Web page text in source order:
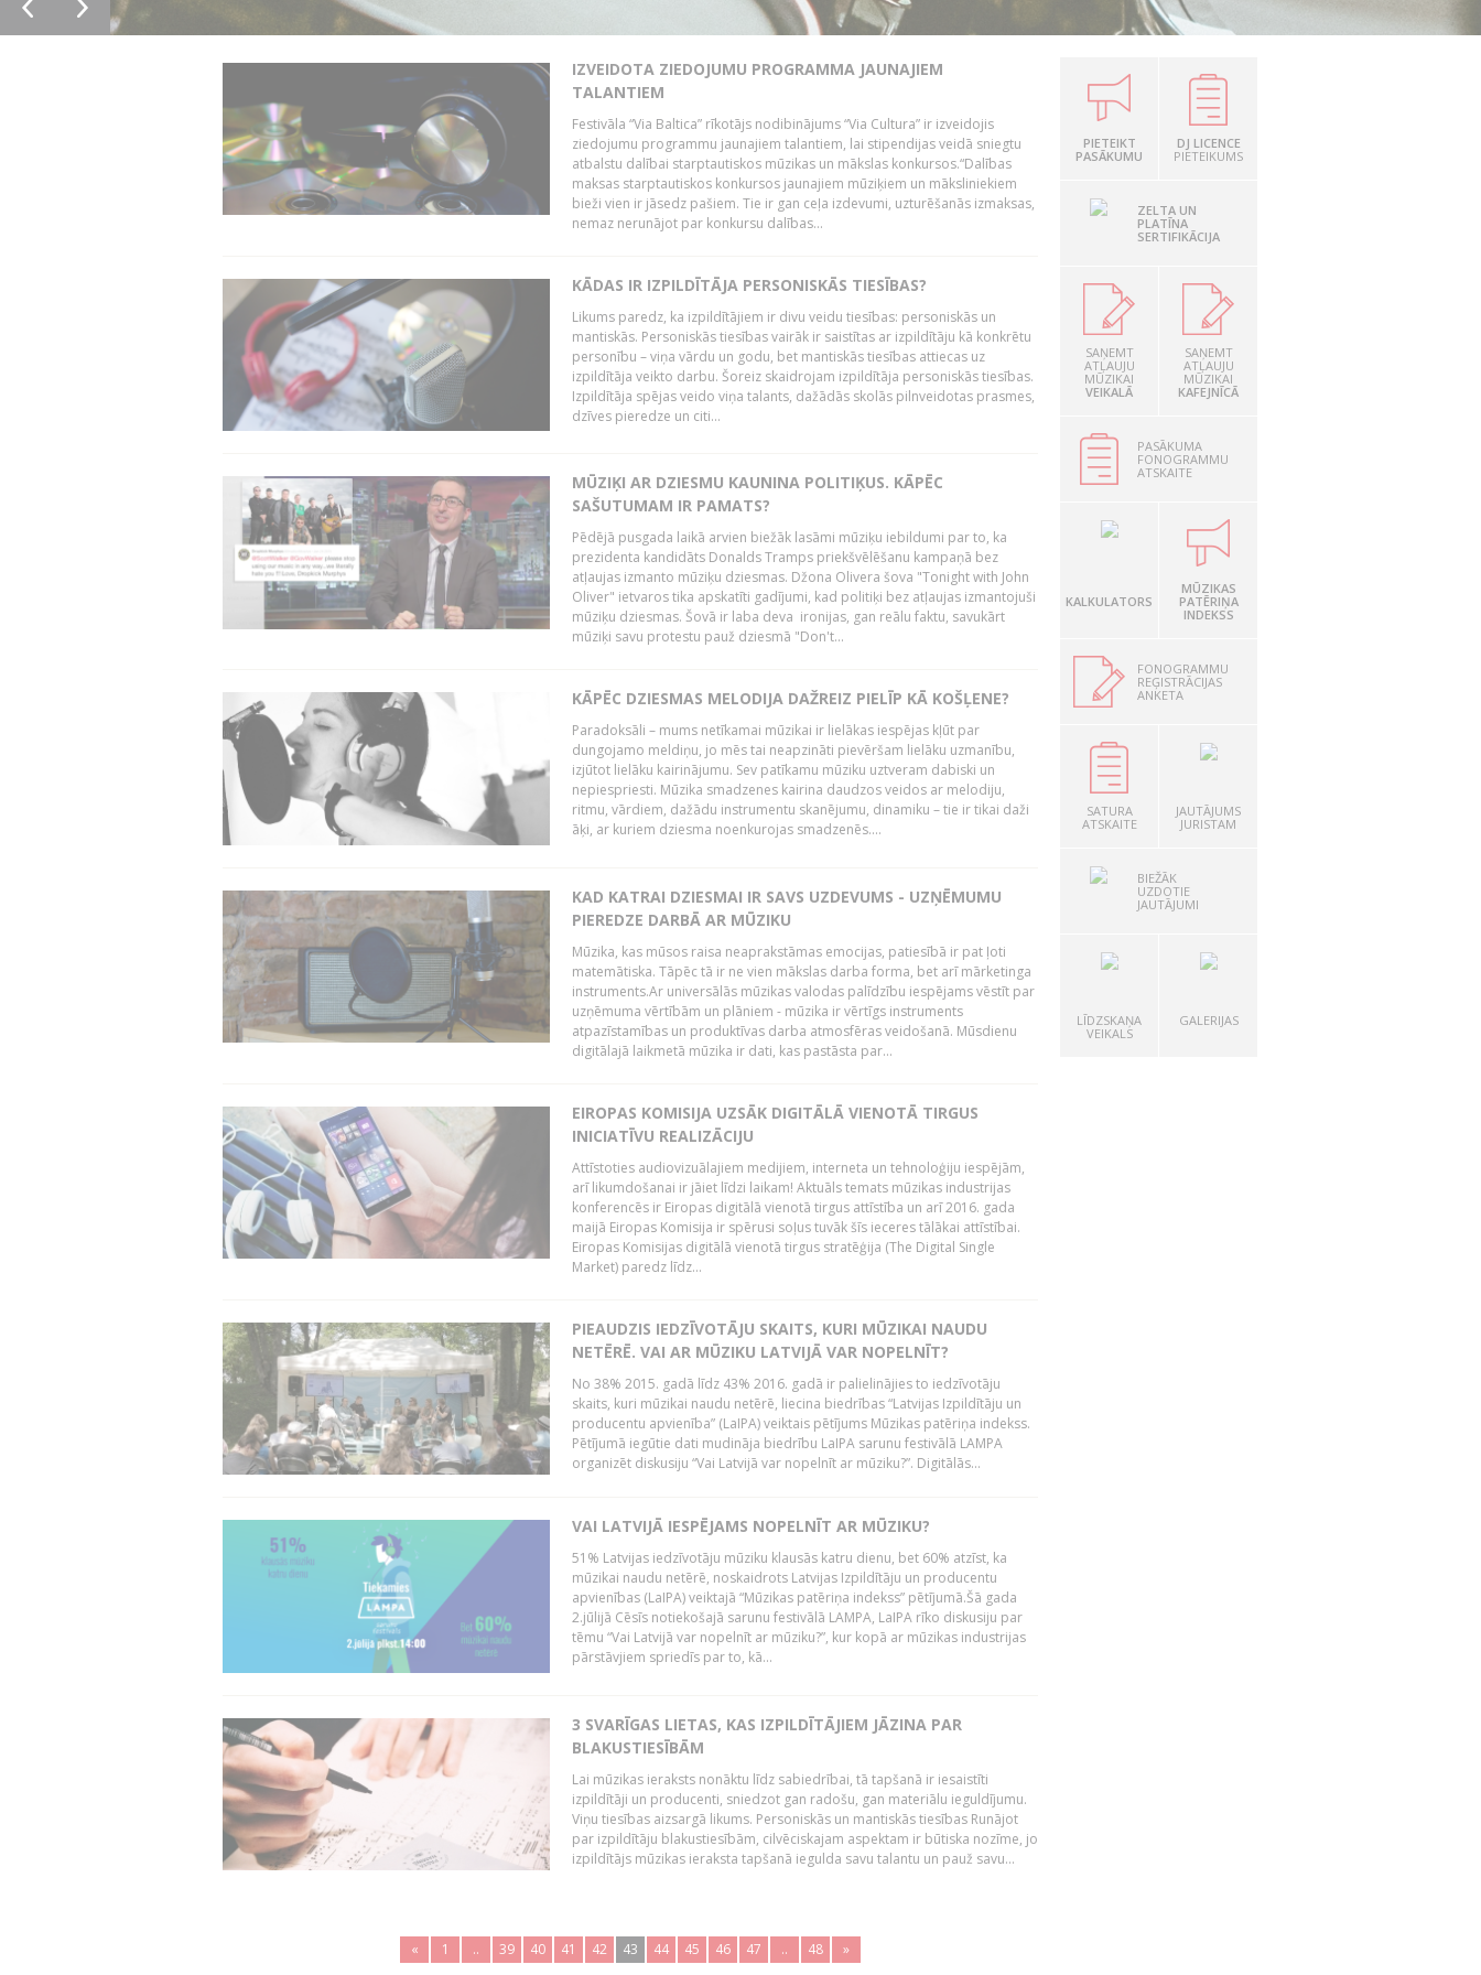
IZVEIDOTA ZIEDOJUMU PROGRAMMA JAUNAJIEM
TALANTIEM
Festivāla “Via Baltica” rīkotājs nodibinājums “Via Cultura” ir izveidojis
ziedojumu programmu jaunajiem talantiem, lai stipendijas veidā sniegtu
atbalstu dalībai starptautiskos mūzikas un mākslas konkursos.“Dalības
maksas starptautiskos konkursos jaunajiem mūziķiem un māksliniekiem
bieži vien ir jāsedz pašiem. Tie ir gan ceļa izdevumi, uzturēšanās izmaksas,
nemaz nerunājot par konkursu dalības...
KĀDAS IR IZPILDĪTĀJA PERSONISKĀS TIESĪBAS?
Likums paredz, ka izpildītājiem ir divu veidu tiesības: personiskās un
mantiskās. Personiskās tiesības vairāk ir saistītas ar izpildītāju kā konkrētu
personību – viņa vārdu un godu, bet mantiskās tiesības attiecas uz
izpildītāja veikto darbu. Šoreiz skaidrojam izpildītāja personiskās tiesības.
Izpildītāja spējas veido viņa talants, dažādās skolās pilnveidotas prasmes,
dzīves pieredze un citi...
MŪZIĶI AR DZIESMU KAUNINA POLITIĶUS. KĀPĒC
SAŠUTUMAM IR PAMATS?
Pēdējā pusgada laikā arvien biežāk lasāmi mūziķu iebildumi par to, ka
prezidenta kandidāts Donalds Tramps priekšvēlēšanu kampaņā bez
atļaujas izmanto mūziķu dziesmas. Džona Olivera šova "Tonight with John
Oliver" ietvaros tika apskatīti gadījumi, kad politiķi bez atļaujas izmantojuši
mūziķu dziesmas. Šovā ir laba deva ironijas, gan reālu faktu, savukārt
mūziķi savu protestu pauž dziesmā "Don't...
KĀPĒC DZIESMAS MELODIJA DAŽREIZ PIELĪP KĀ KOŠĻENE?
Paradoksāli – mums netīkamai mūzikai ir lielākas iespējas kļūt par
dungojamo meldiņu, jo mēs tai neapzināti pievēršam lielāku uzmanību,
izjūtot lielāku kairinājumu. Sev patīkamu mūziku uztveram dabiski un
nepiespriesti. Mūzika smadzenes kairina daudzos veidos ar melodiju,
ritmu, vārdiem, dažādu instrumentu skanējumu, dinamiku – tie ir tikai daži
āķi, ar kuriem dziesma noenkurojas smadzenēs....
KAD KATRAI DZIESMAI IR SAVS UZDEVUMS - UZŅĒMUMU
PIEREDZE DARBĀ AR MŪZIKU
Mūzika, kas mūsos raisa neaprakstāmas emocijas, patiesībā ir pat ļoti
matemātiska. Tāpēc tā ir ne vien mākslas darba forma, bet arī mārketinga
instruments.Ar universālās mūzikas valodas palīdzību iespējams vēstīt par
uzņēmuma vērtībām un plāniem - mūzika ir vērtīgs instruments
atpazīstamības un produktīvas darba atmosfēras veidošanā. Mūsdienu
digitālajā laikmetā mūzika ir dati, kas pastāsta par...
EIROPAS KOMISIJA UZSĀK DIGITĀLĀ VIENOTĀ TIRGUS
INICIATĪVU REALIZĀCIJU
Attīstoties audiovizuālajiem medijiem, interneta un tehnoloģiju iespējām,
arī likumdošanai ir jāiet līdzi laikam! Aktuāls temats mūzikas industrijas
konferencēs ir Eiropas digitālā vienotā tirgus attīstība un arī 2016. gada
maijā Eiropas Komisija ir spērusi soļus tuvāk šīs ieceres tālākai attīstībai.
Eiropas Komisijas digitālā vienotā tirgus stratēģija (The Digital Single
Market) paredz līdz...
PIEAUDZIS IEDZĪVOTĀJU SKAITS, KURI MŪZIKAI NAUDU
NETĒRĒ. VAI AR MŪZIKU LATVIJĀ VAR NOPELNĪT?
No 38% 2015. gadā līdz 43% 2016. gadā ir palielinājies to iedzīvotāju
skaits, kuri mūzikai naudu netērē, liecina biedrības “Latvijas Izpildītāju un
producentu apvienība” (LaIPA) veiktais pētījums Mūzikas patēriņa indekss.
Pētījumā iegūtie dati mudināja biedrību LaIPA sarunu festivālā LAMPA
organizēt diskusiju “Vai Latvijā var nopelnīt ar mūziku?”. Digitālās...
VAI LATVIJĀ IESPĒJAMS NOPELNĪT AR MŪZIKU?
51% Latvijas iedzīvotāju mūziku klausās katru dienu, bet 60% atzīst, ka
mūzikai naudu netērē, noskaidrots Latvijas Izpildītāju un producentu
apvienības (LaIPA) veiktajā “Mūzikas patēriņa indekss” pētījumā.Šā gada
2.jūlijā Cēsīs notiekošajā sarunu festivālā LAMPA, LaIPA rīko diskusiju par
tēmu “Vai Latvijā var nopelnīt ar mūziku?”, kur kopā ar mūzikas industrijas
pārstāvjiem spriedīs par to, kā...
3 SVARĪGAS LIETAS, KAS IZPILDĪTĀJIEM JĀZINA PAR
BLAKUSTIESĪBĀM
Lai mūzikas ieraksts nonāktu līdz sabiedrībai, tā tapšanā ir iesaistīti
izpildītāji un producenti, sniedzot gan radošu, gan materiālu ieguldījumu.
Viņu tiesības aizsargā likums. Personiskās un mantiskās tiesības Runājot
par izpildītāju blakustiesībām, cilvēciskajam aspektam ir būtiska nozīme, jo
izpildītājs mūzikas ieraksta tapšanā iegulda savu talantu un pauž savu...
« 1 .. 39 40 41 42 43 44 45 46 47 .. 48 »
PIETEIKT
PASĀKUMU
DJ LICENCE
PIETEIKUMS
ZELTA UN
PLATĪNA
SERTIFIKĀCIJA
SAŅEMT
ATĻAUJU
MŪZIKAI
VEIKALĀ
SAŅEMT
ATĻAUJU
MŪZIKAI
KAFEJNĪCĀ
PASĀKUMA
FONOGRAMMU
ATSKAITE
KALKULATORS
MŪZIKAS
PATĒRIŅA
INDEKSS
FONOGRAMMU
REĢISTRĀCIJAS
ANKETA
SATURA
ATSKAITE
JAUTĀJUMS
JURISTAM
BIEŽĀK
UZDOTIE
JAUTĀJUMI
LĪDZSKAŅA
VEIKALS
GALERIJAS